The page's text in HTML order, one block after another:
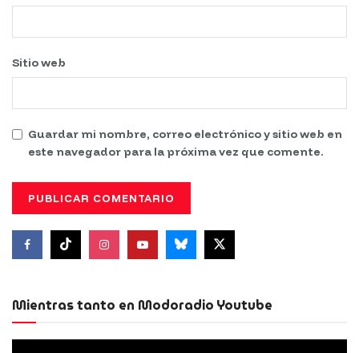
Sitio web
Guardar mi nombre, correo electrónico y sitio web en
este navegador para la próxima vez que comente.
Mientras tanto en Modoradio Youtube